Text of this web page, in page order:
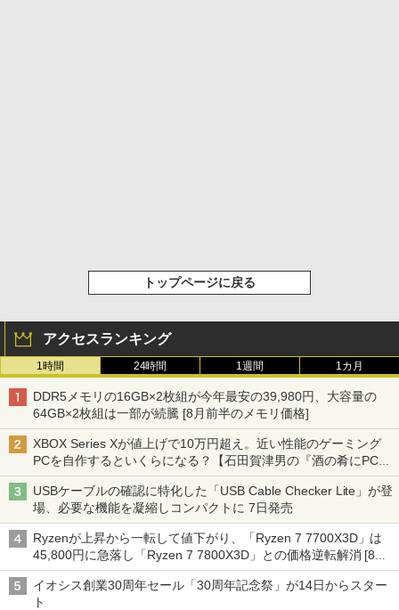
トップページに戻る
アクセスランキング
1時間 24時間 1週間 1カ月
DDR5メモリの16GB×2枚組が今年最安の39,980円、大容量の
64GB×2枚組は一部が続騰 [8月前半のメモリ価格]
XBOX Series Xが値上げで10万円超え。近い性能のゲーミング
PCを自作するといくらになる？【石田賀津男の『酒の肴にPCゲ
ーム』】
USBケーブルの確認に特化した「USB Cable Checker Lite」が登
場、必要な機能を凝縮しコンパクトに 7日発売
Ryzenが上昇から一転して値下がり、「Ryzen 7 7700X3D」は
45,800円に急落し「Ryzen 7 7800X3D」との価格逆転解消 [8月
前半のCPU価格]
イオシス創業30周年セール「30周年記念祭」が14日からスター
ト